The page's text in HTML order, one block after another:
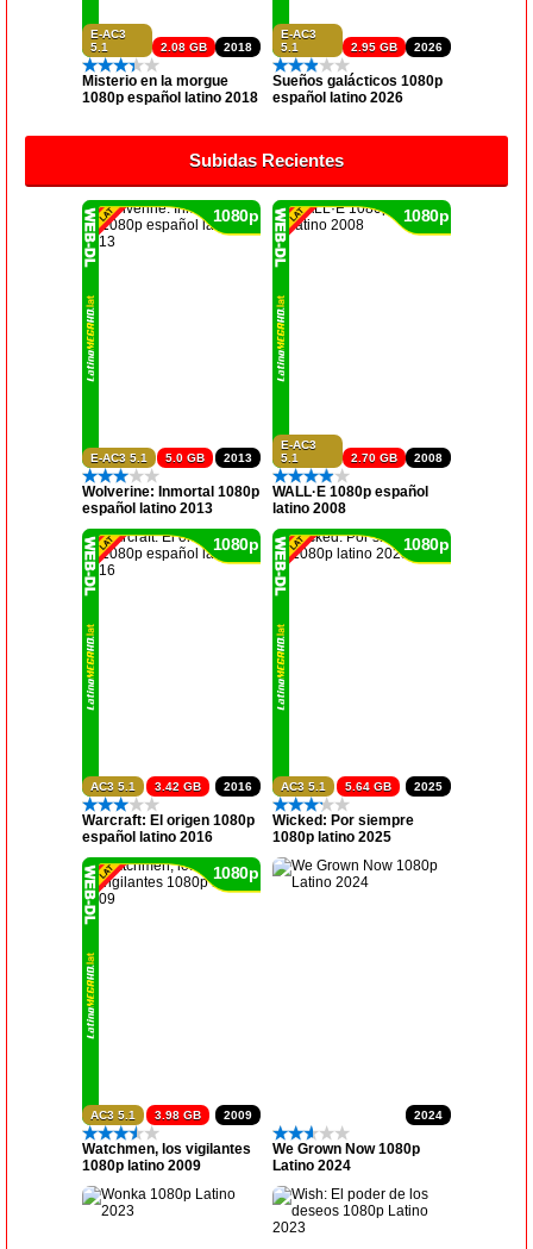
E-AC3
5.1
2018
2.08 GB
Misterio en la morgue
1080p español latino 2018
E-AC3
5.1
2026
2.95 GB
Sueños galácticos 1080p
español latino 2026
Subidas Recientes
E-AC3 5.1 2013
5.0 GB
1080p
Wolverine: Inmortal 1080p
español latino 2013
E-AC3
5.1
2008
2.70 GB
1080p
WALL·E 1080p español
latino 2008
AC3 5.1 2016
3.42 GB
1080p
Warcraft: El origen 1080p
español latino 2016
AC3 5.1 2025
5.64 GB
1080p
Wicked: Por siempre
1080p latino 2025
AC3 5.1 2009
3.98 GB
1080p
Watchmen, los vigilantes
1080p latino 2009
2024
We Grown Now 1080p
Latino 2024